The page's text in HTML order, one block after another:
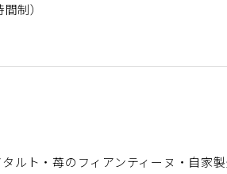
制）
ルト・苺のフィアンティーヌ・自家